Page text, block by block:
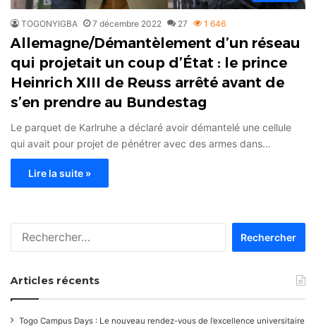
TOGONYIGBA 7 décembre 2022 27 1 646
Allemagne/Démantèlement d’un réseau
qui projetait un coup d’État : le prince
Heinrich XIII de Reuss arrêté avant de
s’en prendre au Bundestag
Le parquet de Karlruhe a déclaré avoir démantelé une cellule
qui avait pour projet de pénétrer avec des armes dans…
Lire la suite »
Articles récents
Togo Campus Days : Le nouveau rendez-vous de l’excellence universitaire